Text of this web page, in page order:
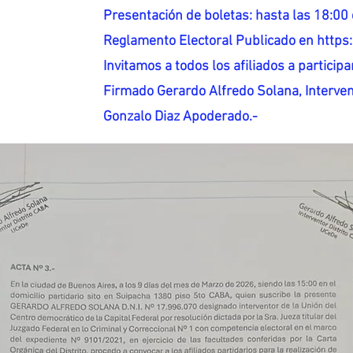
Presentación de boletas: hasta las
Reglamento Electoral Publicado en
Invitamos a todos los afiliados a
Firmado Gerardo Alfredo Solana,
Gonzalo Diaz Apoderado.-